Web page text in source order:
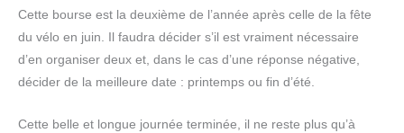
Cette bourse est la deuxième de l’année après celle de la fête
du vélo en juin. Il faudra décider s’il est vraiment nécessaire
d’en organiser deux et, dans le cas d’une réponse négative,
décider de la meilleure date : printemps ou fin d’été.
Cette belle et longue journée terminée, il ne reste plus qu’à